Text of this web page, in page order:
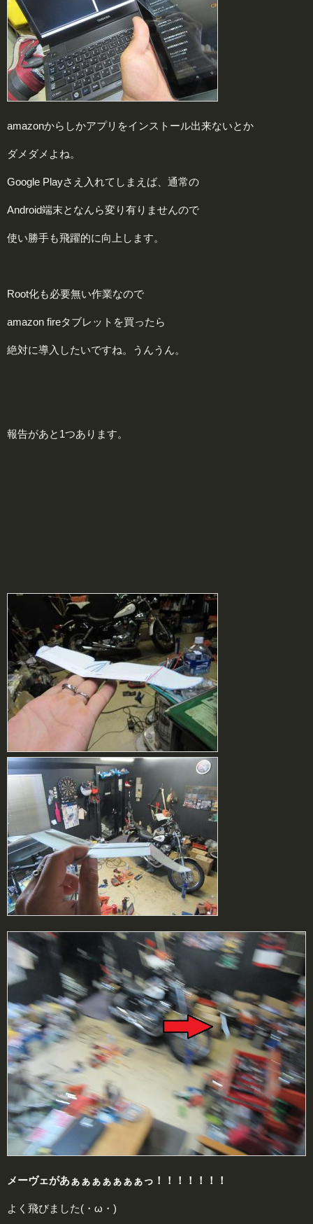
amazonからしかアプリをインストール出来ないとか
ダメダメよね。
Google Playさえ入れてしまえば、通常の
Android端末となんら変り有りませんので
使い勝手も飛躍的に向上します。
Root化も必要無い作業なので
amazon fireタブレットを買ったら
絶対に導入したいですね。うんうん。
報告があと1つあります。
メーヴェがあぁぁぁぁぁぁぁっ！！！！！！！
よく飛びました(・ω・)